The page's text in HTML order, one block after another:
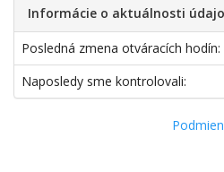
Informácie o aktuálnosti
Posledná zmena otváracích hodín:
Naposledy sme kontrolovali: